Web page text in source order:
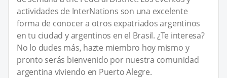
actividades de InterNations son una excelente
forma de conocer a otros expatriados argentinos
en tu ciudad y argentinos en el Brasil. ¿Te interesa?
No lo dudes más, hazte miembro hoy mismo y
pronto serás bienvenido por nuestra comunidad
argentina viviendo en Puerto Alegre.